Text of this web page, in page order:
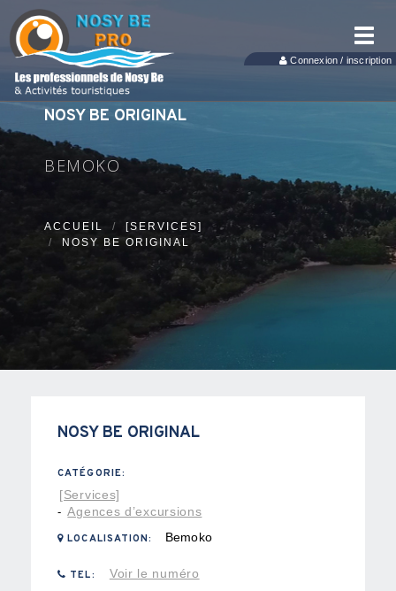
Connexion / inscription
NOSY BE ORIGINAL
BEMOKO
ACCUEIL
[SERVICES]
NOSY BE ORIGINAL
NOSY BE ORIGINAL
CATÉGORIE:
[Services]
- Agences d’excursions
LOCALISATION: Bemoko
TEL: Voir le numéro